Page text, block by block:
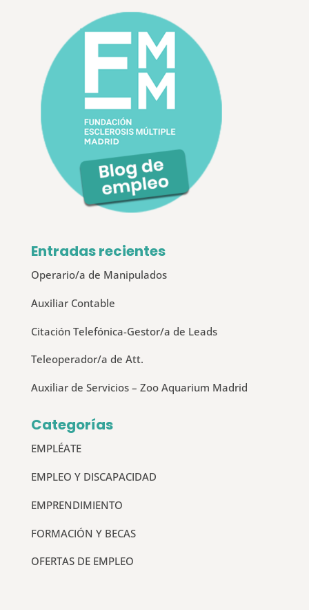
Entradas recientes
Operario/a de Manipulados
Auxiliar Contable
Citación Telefónica-Gestor/a de Leads
Teleoperador/a de Att.
Auxiliar de Servicios – Zoo Aquarium Madrid
Categorías
EMPLÉATE
EMPLEO Y DISCAPACIDAD
EMPRENDIMIENTO
FORMACIÓN Y BECAS
OFERTAS DE EMPLEO